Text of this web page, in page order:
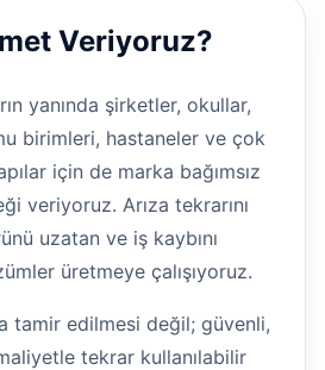
Veriyoruz?
yanında şirketler, okullar,
birimleri, hastaneler ve çok
için de marka bağımsız
veriyoruz. Arıza tekrarını
uzatan ve iş kaybını
üretmeye çalışıyoruz.
tamir edilmesi değil; güvenli,
tekrar kullanılabilir